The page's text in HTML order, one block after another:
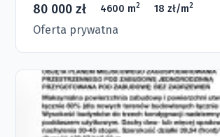
80 000 zł 4600 m2 18 zł/m2
Oferta prywatna